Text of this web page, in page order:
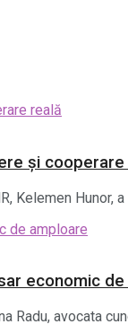
și cooperare
Hunor,
economic
Radu, avocata